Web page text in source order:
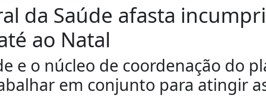
da Saúde afasta
ao Natal
e o núcleo de coordenação do
em conjunto para atingir